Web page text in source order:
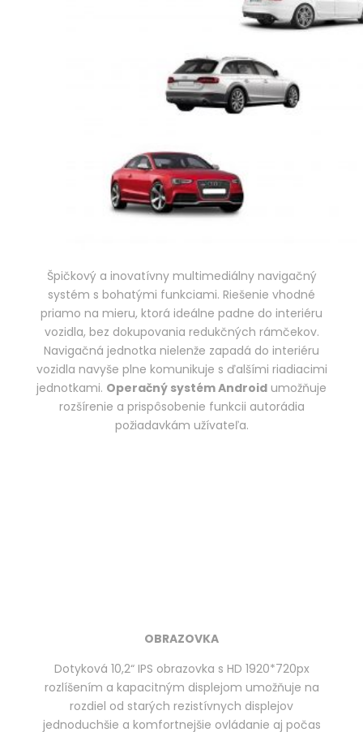
Špičkový a inovatívny multimediálny navigačný
systém s bohatými funkciami. Riešenie vhodné
priamo na mieru, ktorá ideálne padne do interiéru
vozidla, bez dokupovania redukčných rámčekov.
Navigačná jednotka nielenže zapadá do interiéru
vozidla navyše plne komunikuje s ďalšími riadiacimi
jednotkami. Operačný systém Android umožňuje
rozšírenie a prispôsobenie funkcii autorádia
požiadavkám užívateľa.
OBRAZOVKA
Dotyková 10,2“ IPS obrazovka s HD 1920*720px
rozlíšením a kapacitným displejom umožňuje na
rozdiel od starých rezistívnych displejov
jednoduchšie a komfortnejšie ovládanie aj počas